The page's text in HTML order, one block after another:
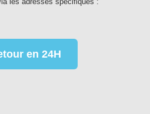
les adresses spécifiques :
en 24H